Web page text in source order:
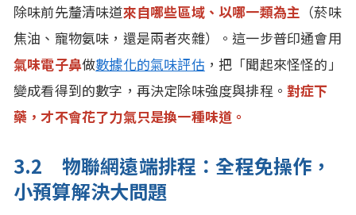
除味前先釐清味道來自哪些區域、以哪一類為主 （菸味
焦油、寵物氨味，還是兩者夾雜）。這一步普印通會用
氣味電子鼻做數據化的氣味評估 ，把「聞起來怪怪的」
變成看得到的數字，再決定除味強度與排程。對症下
藥，才不會花了力氣只是換一種味道。
3.2 物聯網遠端排程：全程免操作，
小預算解決大問題